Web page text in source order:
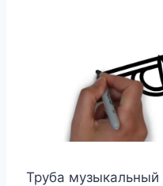
Труба